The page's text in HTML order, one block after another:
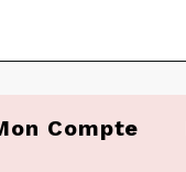
Compte